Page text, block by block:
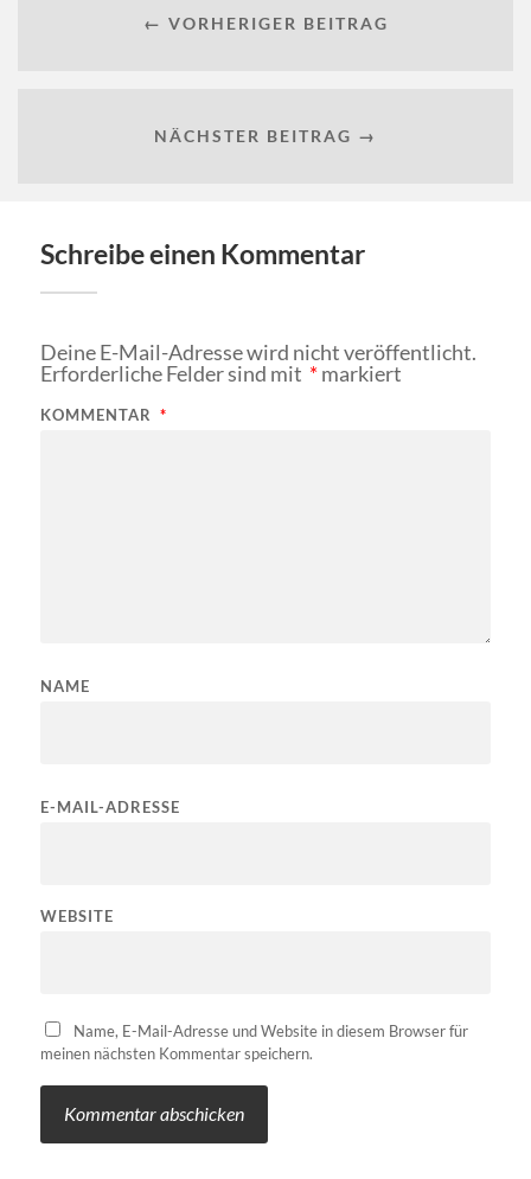
← VORHERIGER BEITRAG
NÄCHSTER BEITRAG →
Schreibe einen Kommentar
Deine E-Mail-Adresse wird nicht veröffentlicht.
Erforderliche Felder sind mit *markiert
KOMMENTAR *
NAME
E-MAIL-ADRESSE
WEBSITE
Name, E-Mail-Adresse und Website in diesem Browser für
meinen nächsten Kommentar speichern.